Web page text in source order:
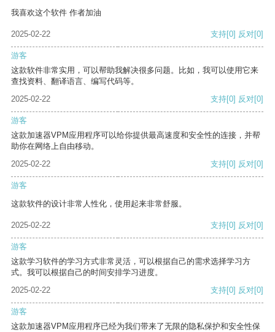
我喜欢这个软件 作者加油
2025-02-22 支持[0] 反对[0]
游客
这款软件非常实用，可以帮助我解决很多问题。比如，我可以使用它来
查找资料、翻译语言、编写代码等。
2025-02-22
支持[0] 反对[0]
游客
这款加速器VPM应用程序可以给你提供最高速度和安全性的连接，并帮
助你在网络上自由移动。
2025-02-22
支持[0] 反对[0]
游客
这款软件的设计非常人性化，使用起来非常舒服。
2025-02-22 支持[0] 反对[0]
游客
这款学习软件的学习方式非常灵活，可以根据自己的需求选择学习方
式。我可以根据自己的时间安排学习进度。
2025-02-22
支持[0] 反对[0]
游客
这款加速器VPM应用程序已经为我们带来了无限的隐私保护和安全性保